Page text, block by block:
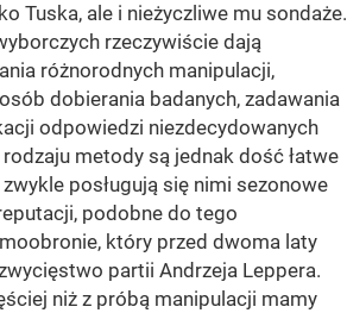
Tuska, ale i nieżyczliwe mu sondaże.
rzeczywiście dają
różnorodnych manipulacji,
dobierania badanych, zadawania
odpowiedzi niezdecydowanych
metody są jednak dość łatwe
posługują się nimi sezonowe
podobne do tego
który przed dwoma laty
partii Andrzeja Leppera.
niż z próbą manipulacji mamy